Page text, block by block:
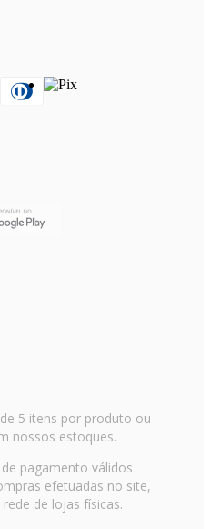
5 itens por produto ou
nossos estoques.
pagamento válidos
efetuadas no site,
de lojas físicas.